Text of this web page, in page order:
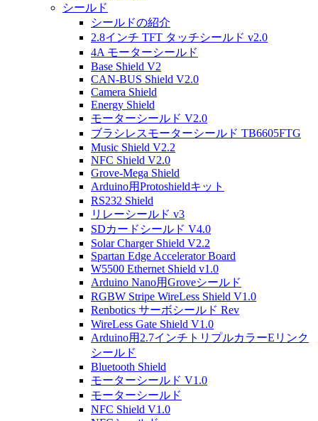
シールド
シールドの紹介
2.8インチ TFT タッチシールド v2.0
4A モーターシールド
Base Shield V2
CAN-BUS Shield V2.0
Camera Shield
Energy Shield
モーターシールド V2.0
ブラシレスモーターシールド TB6605FTG
Music Shield V2.2
NFC Shield V2.0
Grove-Mega Shield
Arduino用Protoshieldキット
RS232 Shield
リレーシールド v3
SDカードシールド V4.0
Solar Charger Shield V2.2
Spartan Edge Accelerator Board
W5500 Ethernet Shield v1.0
Arduino Nano用Groveシールド
RGBW Stripe WireLess Shield V1.0
Renbotics サーボシールド Rev
WireLess Gate Shield V1.0
Arduino用2.7インチトリプルカラーEリンク
シールド
Bluetooth Shield
モーターシールド V1.0
モーターシールド
NFC Shield V1.0